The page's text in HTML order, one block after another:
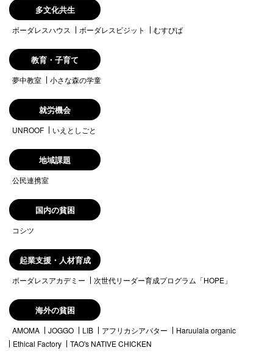
多文化共生
ボーダレスハウス ボーダレスビジット むすびば
教育・子育て
夢中教室 小さな森の学童
就労機会
UNROOF いえとしごと
地域課題
公民連携室
国内の貧困
コシツ
起業支援・人材育成
ボーダレスアカデミー 次世代リーダー育成プログラム「HOPE」
海外の貧困
AMOMA JOGGO LIB アフリカシアバター
Haruulala organic
Ethical Factory
TAO's NATIVE CHICKEN